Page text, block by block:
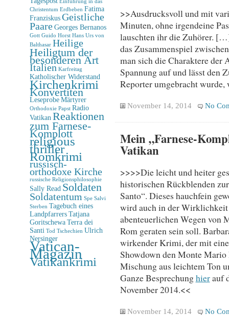
>>Ausdrucksvoll und mit
Minuten, ohne irgendeine
lauschten ihr die Zuhörer.
das Zusammenspiel
man sich die Charaktere der
Spannung auf und lässt den
Reporter umgebracht wurde,
November 14, 2014 No
Mein „Farnese-
Vatikan
>>>>Die leicht und heiter
historischen Rückblenden
Santo“. Dieses hauchfein
wird auch in der
abenteuerlichen Wegen von
Rom geraten sein soll.
wirkender Krimi, der mit
Showdown den Monte
Mischung aus leichtem Ton
Ganze Besprechunghierauf
November 2014.<<
November 14, 2014 No
Einführung in das
Christentum Erdbeben Fatima
Franziskus Geistliche
Paare Georges Bernanos
Gott Guido Horst Hans Urs von
Balthasar Heilige
Heiligtum der
besonderen Art
Italien Karfreitag
Katholischer Widerstand
Kirchenkrimi
Konvertiten
Leseprobe Märtyrer
Orthodoxie Papst Radio
Vatikan Reaktionen
zum Farnese-
Komplott
religious
thriller
Romkrimi
russisch-
orthodoxe Kirche
russische Religionsphilosophie
Sally Read Soldaten
Soldatentum Spe Salvi
Sterben Tagebuch eines
Landpfarrers Tatjana
Goritschewa Terra dei
Santi Tod Tschechien Ulrich
Nersinger
Vatican-
Magazin
Vatikankrimi